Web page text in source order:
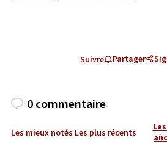
Suivre Partager
0 commentaire
Les mieux notés Les plus récents